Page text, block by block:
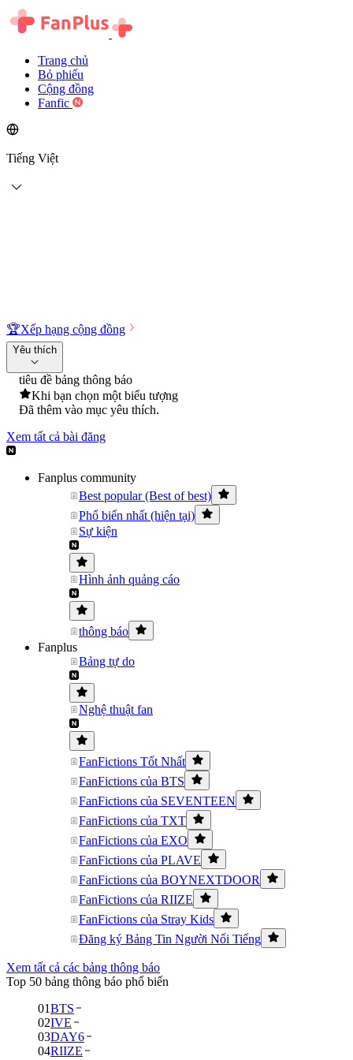
Trang chủ
Bỏ phiếu
Cộng đồng
Fanfic
Tiếng Việt
🏆Xếp hạng cộng đồng
Yêu thích
tiêu đề bảng thông báo
Khi bạn chọn một biểu tượng
Đã thêm vào mục yêu thích.
Xem tất cả bài đăng
Fanplus community
Best popular (Best of best)
Phổ biến nhất (hiện tại)
Sự kiện
Hình ảnh quảng cáo
thông báo
Fanplus
Bảng tự do
Nghệ thuật fan
FanFictions Tốt Nhất
FanFictions của BTS
FanFictions của SEVENTEEN
FanFictions của TXT
FanFictions của EXO
FanFictions của PLAVE
FanFictions của BOYNEXTDOOR
FanFictions của RIIZE
FanFictions của Stray Kids
Đăng ký Bảng Tin Người Nổi Tiếng
Xem tất cả các bảng thông báo
Top 50 bảng thông báo phổ biến
01BTS
02IVE
03DAY6
04RIIZE